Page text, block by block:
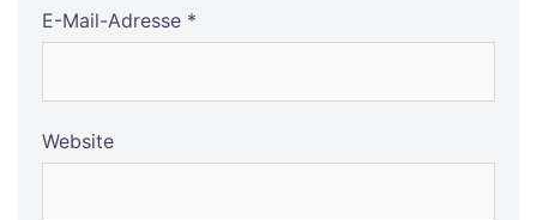
E-Mail-Adresse *
Website